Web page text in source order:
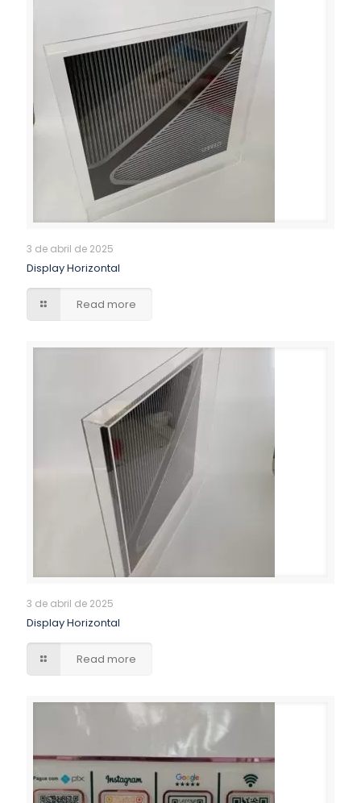
3 de abril de 2025
Display Horizontal
Read more
3 de abril de 2025
Display Horizontal
Read more